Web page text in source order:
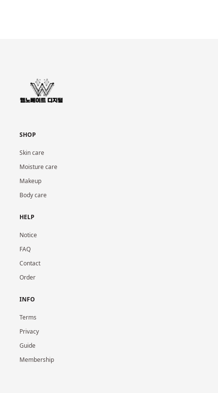
SHOP
Skin care
Moisture care
Makeup
Body care
HELP
Notice
FAQ
Contact
Order
INFO
Terms
Privacy
Guide
Membership